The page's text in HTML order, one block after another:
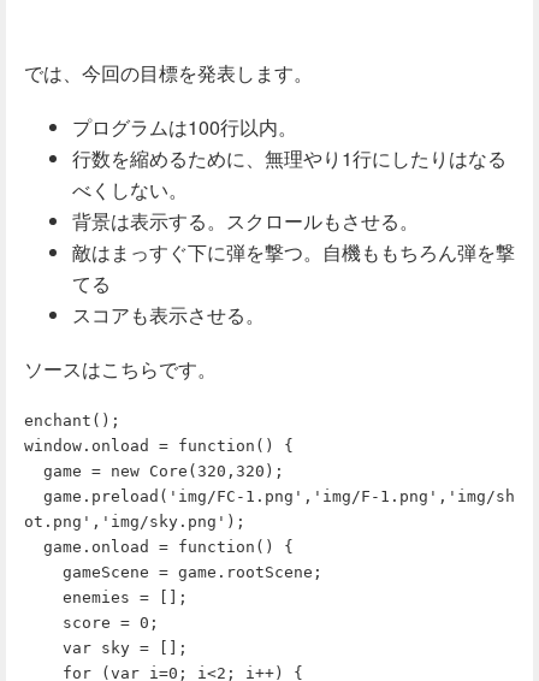
では、今回の目標を発表します。
プログラムは100行以内。
行数を縮めるために、無理やり1行にしたりはなる
べくしない。
背景は表示する。スクロールもさせる。
敵はまっすぐ下に弾を撃つ。自機ももちろん弾を撃
てる
スコアも表示させる。
ソースはこちらです。
enchant();
window.onload = function() {
ot.png','img/sky.png');